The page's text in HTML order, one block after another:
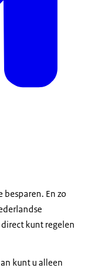
En zo
kunt regelen
kunt u alleen